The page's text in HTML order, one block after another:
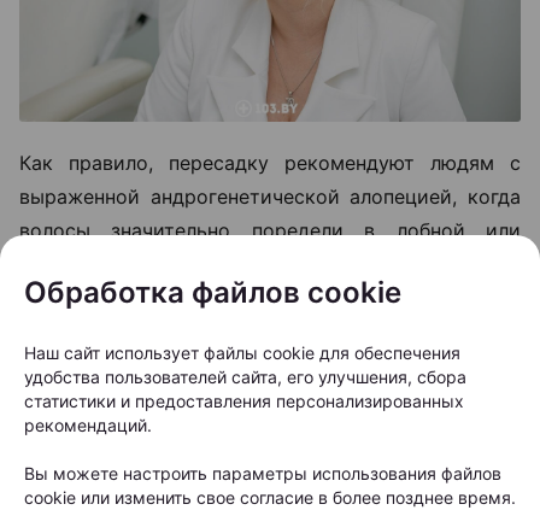
Как правило, пересадку рекомендуют людям с
выраженной андрогенетической алопецией, когда
волосы значительно поредели в лобной или
позволяют добиться заметного улучшения.
Обработка файлов cookie
Наш сайт использует файлы cookie для обеспечения
удобства пользователей сайта, его улучшения, сбора
статистики и предоставления персонализированных
рекомендаций.
Вы можете настроить параметры использования файлов
cookie или изменить свое согласие в более позднее время.